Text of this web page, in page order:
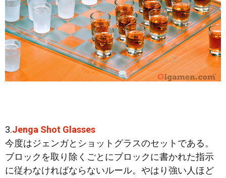
3.Jenga Shot Glasses
今度はジェンガとショットグラスのセットである。
ブロックを取り除くごとにブロックに書かれた指示
に従わなければならないルール。やはり強い人ほど